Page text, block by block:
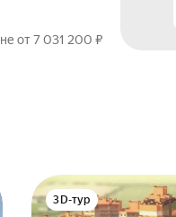
от 7 031 200 ₽
3D-тур